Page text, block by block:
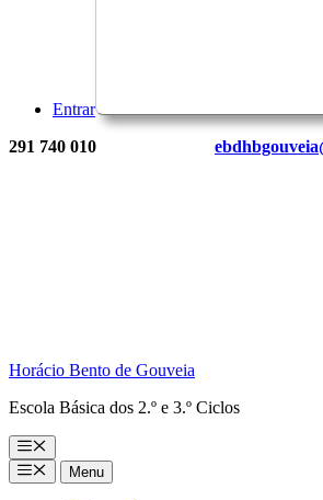
Entrar
291 740 010
Horácio Bento de Gouveia
Escola Básica dos 2.º e 3.º Ciclos
Menu
MenuMenu